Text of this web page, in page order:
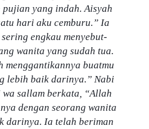
pujian yang indah. Aisyah
hari aku cemburu.” Ia
engkau menyebut-
wanita yang sudah tua.
menggantikannya buatmu
lebih baik darinya.” Nabi
sallam berkata, “Allah
dengan seorang wanita
darinya. Ia telah beriman